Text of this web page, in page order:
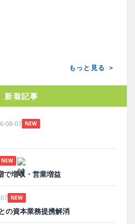
もっと見る ＞
新着記事
08-07 NEW
NEW
で増収・営業増益
NEW
の資本業務提携解消